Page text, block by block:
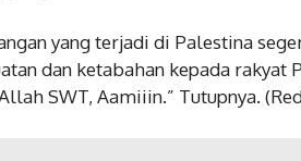
yang terjadi di Palestina
dan ketabahan kepada rakyat
SWT, Aamiiin.” Tutupnya.